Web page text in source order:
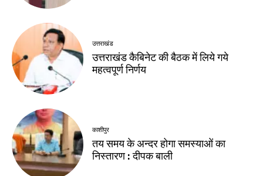
उत्तराखंड
उत्तराखंड कैबिनेट की बैठक में लिये गये
महत्वपूर्ण निर्णय
काशीपुर
तय समय के अन्दर होगा समस्याओं का
निस्तारण : दीपक बाली